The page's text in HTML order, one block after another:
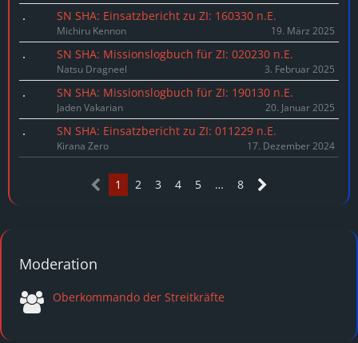
SN SHA: Einsatzbericht zu ZI: 160330 n.E.
Michiru Kennon 19. März 2025
SN SHA: Missionslogbuch für ZI: 020230 n.E.
Natsu Dragneel 3. Februar 2025
SN SHA: Missionslogbuch für ZI: 190130 n.E.
Jaden Vakarian 20. Januar 2025
SN SHA: Einsatzbericht zu ZI: 011229 n.E.
Kirana Zero 17. Dezember 2024
1 2 3 4 5 … 8
Moderation
Oberkommando der Streitkräfte